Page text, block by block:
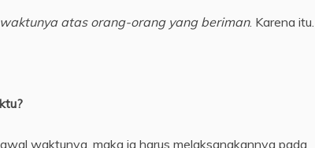
atas orang-orang yang beriman. Karena
waktunya, maka ia harus melaksanakannya pada